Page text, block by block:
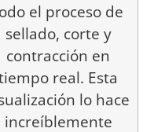
el proceso de
sellado, corte y
contracción en
real. Esta
lo hace
increíblemente